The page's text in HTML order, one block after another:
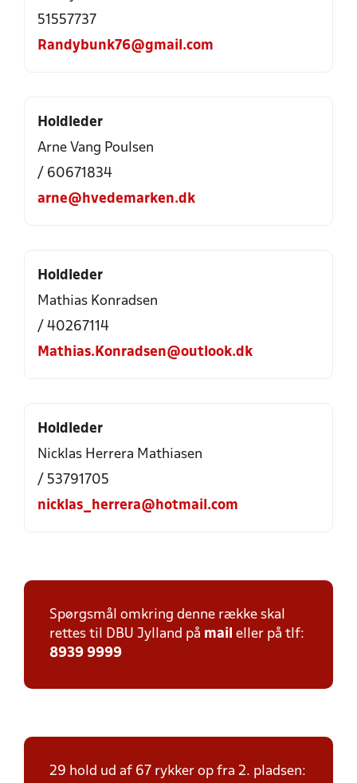
51557737
Randybunk76@gmail.com
Holdleder
Arne Vang Poulsen
/ 60671834
arne@hvedemarken.dk
Holdleder
Mathias Konradsen
/ 40267114
Mathias.Konradsen@outlook.dk
Holdleder
Nicklas Herrera Mathiasen
/ 53791705
nicklas_herrera@hotmail.com
Spørgsmål omkring denne række skal
rettes til DBU Jylland på mail eller på tlf:
8939 9999
29 hold ud af 67 rykker op fra 2. pladsen: